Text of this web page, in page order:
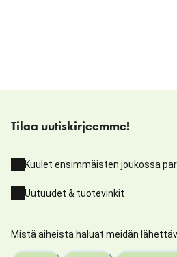
Tilaa uutiskirjeemme!
Kuulet ensimmäisten joukossa
Uutuudet & tuotevinkit
Mistä aiheista haluat meidän